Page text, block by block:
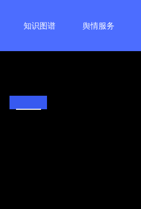
知识图谱 舆情服务